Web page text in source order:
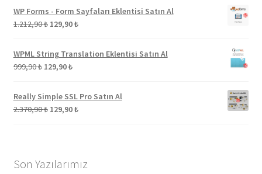
2.490,90 ₺.fiyat:
129,90 ₺.
WP Forms - Form Sayfaları Eklentisi Satın Al
1.212,90₺ Orijinal
1.212,90 ₺.
129,90₺Şu
fiyat:
WPML String Translation Eklentisi Satın Al
999,90₺ Orijinal
999,90 ₺.
129,90₺Şu
fiyat:
129,90 ₺.
Really Simple SSL Pro Satın Al
2.370,90₺ Orijinal
129,90₺Şu
Son Yazılarımız